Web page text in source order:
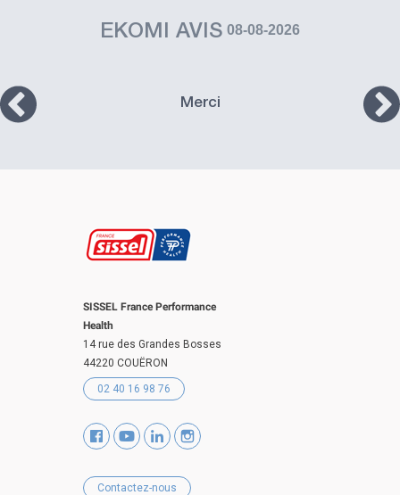
EKOMI AVIS 08-08-2026
Merci
SISSEL France Performance
Health
14 rue des Grandes Bosses
44220 COUËRON
02 40 16 98 76
Contactez-nous